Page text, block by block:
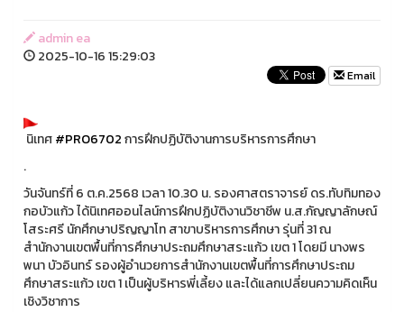
admin ea
2025-10-16 15:29:03
Email
นิเทศ#PRO6702การฝึกปฏิบัติงานการบริหารการศึกษา
.
วันจันทร์ที่ 6 ต.ค.2568 เวลา 10.30 น. รองศาสตราจารย์ ดร.ทับทิมทอง
กอบัวแก้ว ได้นิเทศออนไลน์การฝึกปฏิบัติงานวิชาชีพ น.ส.กัญญาลักษณ์
โสระศรี นักศึกษาปริญญาโท สาขาบริหารการศึกษา รุ่นที่ 31 ณ
สำนักงานเขตพื้นที่การศึกษาประถมศึกษาสระแก้ว เขต 1 โดยมี นางพร
พนา บัวอินทร์ รองผู้อำนวยการสำนักงานเขตพื้นที่การศึกษาประถม
ศึกษาสระแก้ว เขต 1 เป็นผู้บริหารพี่เลี้ยง และได้แลกเปลี่ยนความคิดเห็น
เชิงวิชาการ